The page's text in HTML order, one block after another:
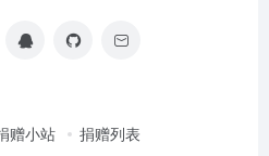
赠小站 捐赠列表